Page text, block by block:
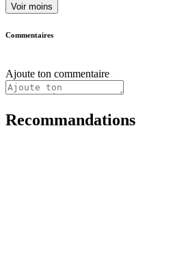
Voir moins
Commentaires
Ajoute ton commentaire
Recommandations